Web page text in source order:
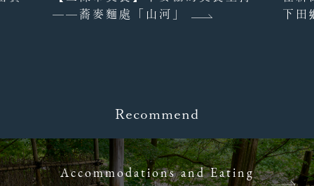
——蕎麥麵處「山河」
下
Recommend
Accommodations and Eating